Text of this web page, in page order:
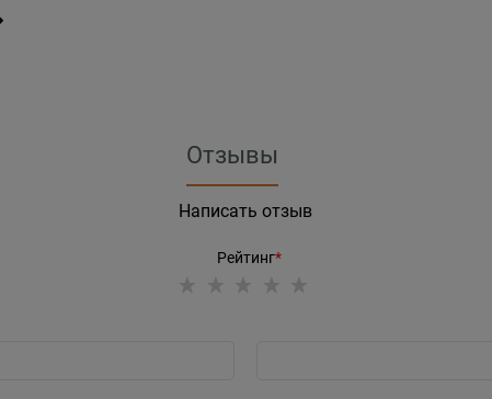
Отзывы
Написать отзыв
Рейтинг